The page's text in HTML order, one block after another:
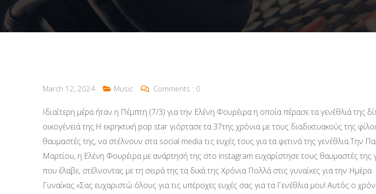
March 12, 2024 Music Comments : 0
Ιδιαίτερη μέρα ήταν η Πέμπτη (7/3) για την Ελένη Φουρέιρα η οποία πέρασε τα γενέθλιά της
οικογένειά της.Η εκρηκτική pop star γιόρτασε τα 37της χρόνια με τους διαδικτυακούς της
θαυμαστές της, να στέλνουν στα social media τις ευχές τους για τα φετινά της γενέθλια.Την
Μαρτίου, η Ελένη Φουρέιρα με ανάρτησή της στο instagram ευχαρίστησε τους θαυμαστές της
που έλαβε, στέλνοντας με τη σειρά της τα δικά της Χρόνια Πολλά στις γυναίκες για την Ημέρα
Γυναίκας.«Σας ευχαριστώ όλους για τις υπέροχες ευχές σας για τα Γενέθλια μου! Αυτός ο